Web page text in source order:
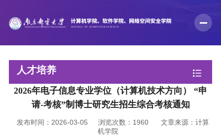
人才培养
2026年电子信息专业学位（计算机技术方向） “申
请-考核”制博士研究生招生综合考核通知
发布时间：2026-03-05 浏览次数： 1960
文章来源：计算
机学院